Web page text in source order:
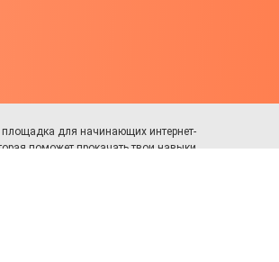
для начинающих интернет-
поможет прокачать твои навыки.